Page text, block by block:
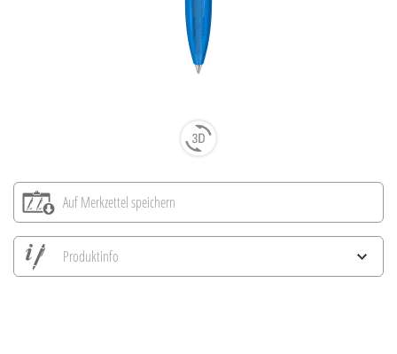
Auf Merkzettel speichern
Produktinfo